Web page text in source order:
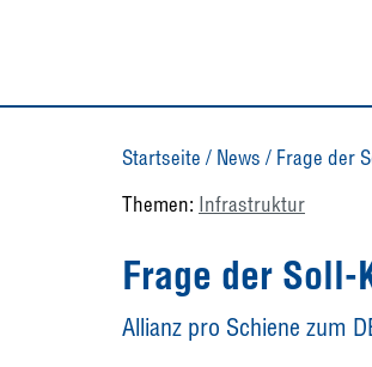
Startseite / News / Frage der
Themen: Infrastruktur
Frage der
Allianz pro Schiene zum